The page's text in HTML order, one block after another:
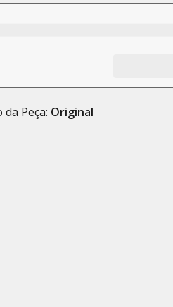
da Peça: Original